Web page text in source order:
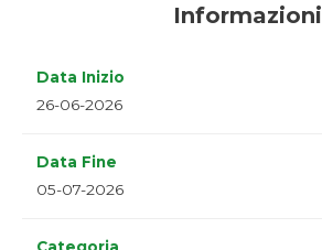
Informazioni
Data Inizio
26-06-2026
Data Fine
05-07-2026